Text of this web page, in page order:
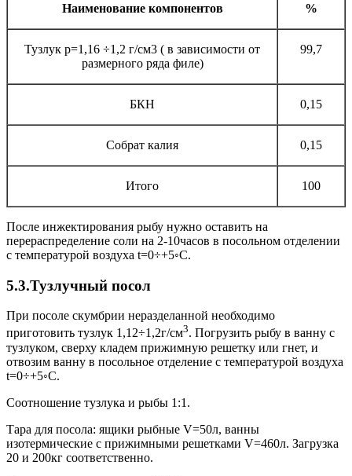
Наименование компонентов %
Тузлук р=1,16 ÷1,2 г/см3 ( в зависимости от
размерного ряда филе)
99,7
БКН 0,15
Собрат калия 0,15
Итого 100
После инжектирования рыбу нужно оставить на
перераспределение соли на 2-10часов в посольном отделении
с температурой воздуха t=0÷+5◦С.
5.3.Тузлучный посол
При посоле скумбрии неразделанной необходимо
приготовить тузлук 1,12÷1,2г/см3. Погрузить рыбу в ванну с
тузлуком, сверху кладем прижимную решетку или гнет, и
отвозим ванну в посольное отделение с температурой воздуха
t=0÷+5◦С.
Соотношение тузлука и рыбы 1:1.
Тара для посола: ящики рыбные V=50л, ванны
изотермические с прижимными решетками V=460л. Загрузка
20 и 200кг соответственно.